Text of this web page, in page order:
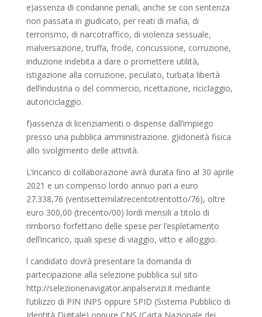
e)assenza di condanne penali, anche se con sentenza
non passata in giudicato, per reati di mafia, di
terrorismo, di narcotraffico, di violenza sessuale,
malversazione, truffa, frode, concussione, corruzione,
induzione indebita a dare o promettere utilità,
istigazione alla corruzione, peculato, turbata libertà
dell’industria o del commercio, ricettazione, riciclaggio,
autoriciclaggio.
f)assenza di licenziamenti o dispense dall’impiego
presso una pubblica amministrazione. g)idoneità fisica
allo svolgimento delle attività.
L’incarico di collaborazione avrà durata fino al 30 aprile
2021 e un compenso lordo annuo pari a euro
27.338,76 (ventisettemilatrecentotrentotto/76), oltre
euro 300,00 (trecento/00) lordi mensili a titolo di
rimborso forfettario delle spese per l’espletamento
dell’incarico, quali spese di viaggio, vitto e alloggio.
l candidato dovrà presentare la domanda di
partecipazione alla selezione pubblica sul sito
http://selezionenavigator.anpalservizi.it mediante
l’utilizzo di PIN INPS oppure SPID (Sistema Pubblico di
Identità Digitale) oppure CNS (Carta Nazionale dei